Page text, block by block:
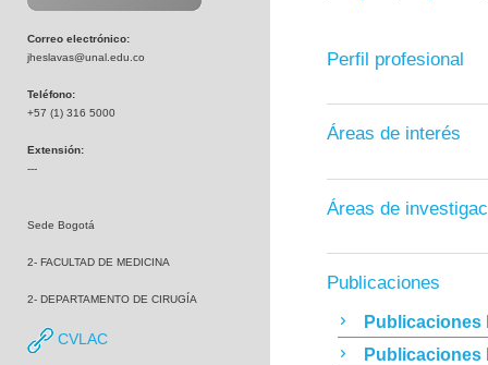
Correo electrónico:
jheslavas@unal.edu.co
Teléfono:
+57 (1) 316 5000
Extensión:
---
Sede Bogotá
2- FACULTAD DE MEDICINA
2- DEPARTAMENTO DE CIRUGÍA
CVLAC
Perfil profesional
Áreas de interés
Áreas de
Publicaciones
Publicaciones
Publicaciones